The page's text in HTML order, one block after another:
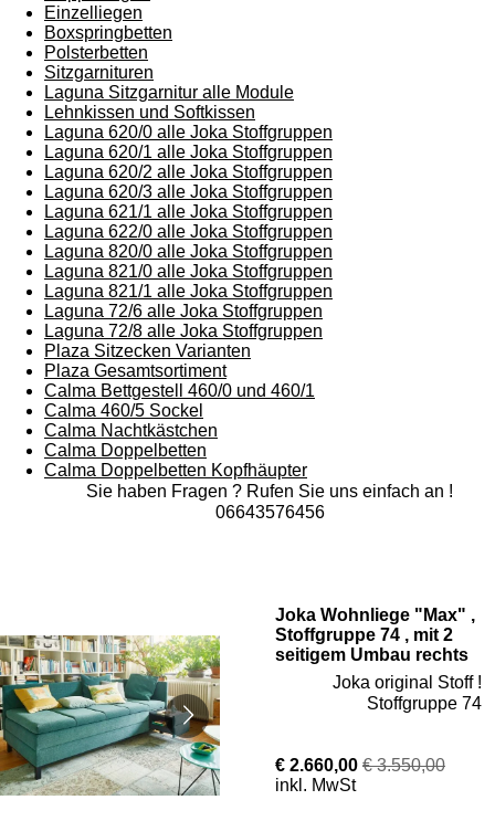
Einzelliegen
Boxspringbetten
Polsterbetten
Sitzgarnituren
Laguna Sitzgarnitur alle Module
Lehnkissen und Softkissen
Laguna 620/0 alle Joka Stoffgruppen
Laguna 620/1 alle Joka Stoffgruppen
Laguna 620/2 alle Joka Stoffgruppen
Laguna 620/3 alle Joka Stoffgruppen
Laguna 621/1 alle Joka Stoffgruppen
Laguna 622/0 alle Joka Stoffgruppen
Laguna 820/0 alle Joka Stoffgruppen
Laguna 821/0 alle Joka Stoffgruppen
Laguna 821/1 alle Joka Stoffgruppen
Laguna 72/6 alle Joka Stoffgruppen
Laguna 72/8 alle Joka Stoffgruppen
Plaza Sitzecken Varianten
Plaza Gesamtsortiment
Calma Bettgestell 460/0 und 460/1
Calma 460/5 Sockel
Calma Nachtkästchen
Calma Doppelbetten
Calma Doppelbetten Kopfhäupter
Sie haben Fragen ? Rufen Sie uns einfach an !
06643576456
Joka Wohnliege "Max" ,
Stoffgruppe 74 , mit 2
seitigem Umbau rechts
Joka original Stoff !
Stoffgruppe 74
€ 2.660,00 € 3.550,00
inkl. MwSt